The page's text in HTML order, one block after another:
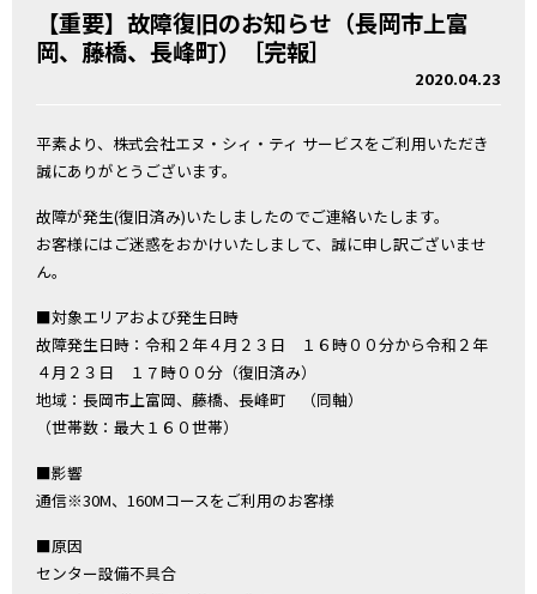
【重要】故障復旧のお知らせ（長岡市上富
岡、藤橋、長峰町）［完報］
2020.04.23
平素より、株式会社エヌ・シィ・ティ サービスをご利用いただき
誠にありがとうございます。
故障が発生(復旧済み)いたしましたのでご連絡いたします。
お客様にはご迷惑をおかけいたしまして、誠に申し訳ございませ
ん。
■対象エリアおよび発生日時
故障発生日時：令和２年４月２３日 １６時００分から令和２年
４月２３日 １７時００分（復旧済み）
地域：長岡市上富岡、藤橋、長峰町 （同軸）
（世帯数：最大１６０世帯）
■影響
通信※30M、160Mコースをご利用のお客様
■原因
センター設備不具合